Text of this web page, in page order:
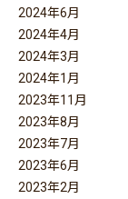
2024年6月
2024年4月
2024年3月
2024年1月
2023年11月
2023年8月
2023年7月
2023年6月
2023年2月